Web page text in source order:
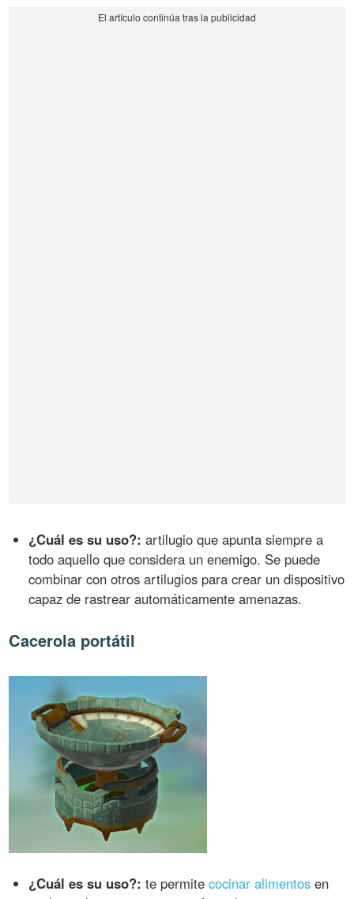
¿Cuál es su uso?: artilugio que apunta siempre a
todo aquello que considera un enemigo. Se puede
combinar con otros artilugios para crear un dispositivo
capaz de rastrear automáticamente amenazas.
Cacerola portátil
¿Cuál es su uso?: te permitecocinar alimentos en